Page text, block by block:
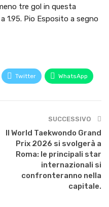
tre gol in questa
1.95. Pio Esposito a segno
Twitter WhatsApp
SUCCESSIVO
Il World Taekwondo Grand
Prix 2026 si svolgerà a
Roma: le principali star
internazionali si
confronteranno nella
capitale.